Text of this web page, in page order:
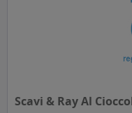
Scavi & Ray Al